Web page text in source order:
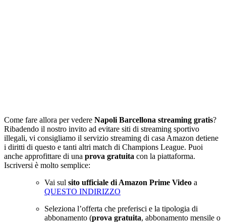
Come fare allora per vedere Napoli Barcellona streaming gratis?
Ribadendo il nostro invito ad evitare siti di streaming sportivo
illegali, vi consigliamo il servizio streaming di casa Amazon detiene
i diritti di questo e tanti altri match di Champions League. Puoi
anche approfittare di una prova gratuita con la piattaforma.
Iscriversi è molto semplice:
Vai sul sito ufficiale di Amazon Prime Video a
QUESTO INDIRIZZO
Seleziona l’offerta che preferisci e la tipologia di
abbonamento (prova gratuita, abbonamento mensile o